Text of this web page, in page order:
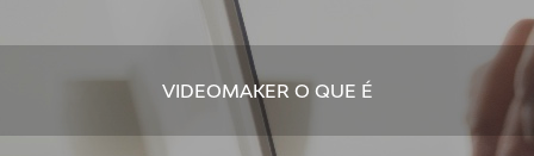
VIDEOMAKER O QUE É